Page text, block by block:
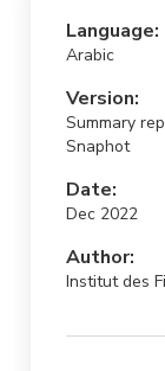
Language:
Arabic
Version:
Summary
Snaphot
Date:
Dec 2022
Author:
Institut des